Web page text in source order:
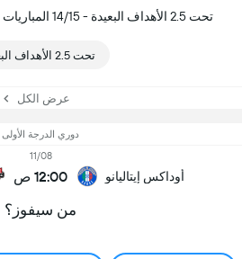
تحت 2.5 الأهداف البعيدة - 14/15 المباريات الاخيرة
تحت 2.5 الأهداف البعيدة
عرض الكل
دوري الدرجة الأولى
أوداكس إيتاليانو
11/08
12:00 ص
من سيفوز؟